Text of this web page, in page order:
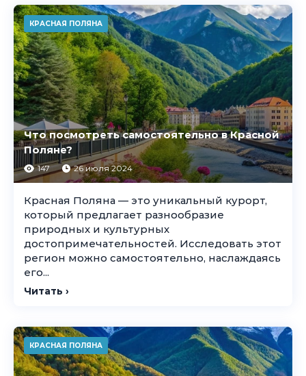
КРАСНАЯ ПОЛЯНА
Что посмотреть самостоятельно в Красной
Поляне?
147 26 июля 2024
Красная Поляна — это уникальный курорт,
который предлагает разнообразие
природных и культурных
достопримечательностей. Исследовать этот
регион можно самостоятельно, наслаждаясь
его...
Читать ›
КРАСНАЯ ПОЛЯНА